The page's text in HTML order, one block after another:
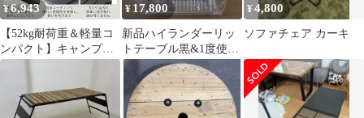
¥6,943
【52kg耐荷重＆軽量コ
ンパクト】キャンプテ
ーブル アウトドア ロー
式 軽量 52KG耐荷重 簡
単組立 簡単収納バッグ
¥ 17,800
新品ハイランダーリッ
トテーブル黒&1度使用
エクステンションメッ
シュユニット
¥4,800
ソファチェア カーキ